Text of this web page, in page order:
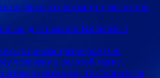
подарки за просмотр трансляции
достижений Battlefield 5
новым трейлером! Он
человеку в золотой маске
рассказал, что творится в